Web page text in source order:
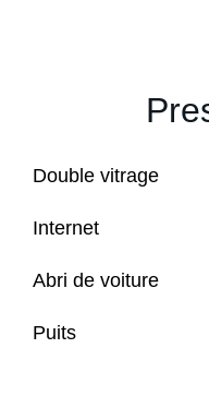
Double vitrage
Internet
Abri de voiture
Puits